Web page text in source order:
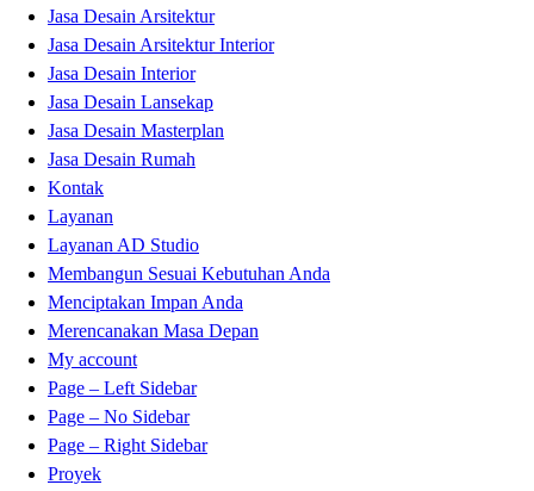
Jasa Desain Arsitektur
Jasa Desain Arsitektur Interior
Jasa Desain Interior
Jasa Desain Lansekap
Jasa Desain Masterplan
Jasa Desain Rumah
Kontak
Layanan
Layanan AD Studio
Membangun Sesuai Kebutuhan Anda
Menciptakan Impan Anda
Merencanakan Masa Depan
My account
Page – Left Sidebar
Page – No Sidebar
Page – Right Sidebar
Proyek